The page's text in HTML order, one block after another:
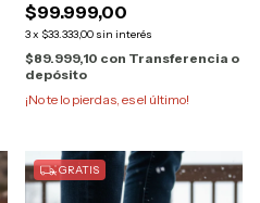
$99.999,00
3x $33.333,00 sin interés
$89.999,10 con Transferencia o
depósito
¡No te lo pierdas, es el último!
GRATIS